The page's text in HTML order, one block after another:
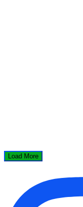
Load More